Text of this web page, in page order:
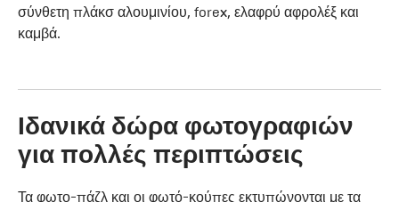
σύνθετη πλάκσ αλουμινίου, forex, ελαφρύ αφρολέξ και
καμβά.
Ιδανικά δώρα φωτογραφιών
για πολλές περιπτώσεις
Τα φωτο-πάζλ και οι φωτό-κούπες εκτυπώνονται με τα